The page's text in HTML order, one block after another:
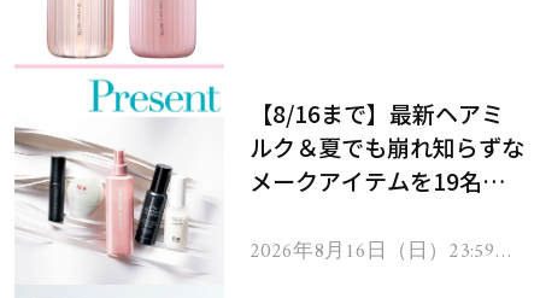
【8/16まで】最新ヘアミ
ルク＆夏でも崩れ知らずな
メークアイテムを19名様
2026年8月16日（日）23:59ま